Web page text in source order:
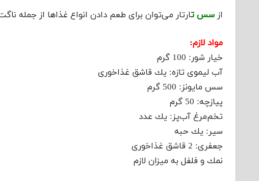
ازسس تارتار می‌توان برای طعم دادن انواع غذاها از جمله
مواد لازم:
خیار شور: 100 گرم
آب لیموی تازه: یك قاشق غذاخوری
سس مایونز: 500 گرم
پیازچه: 50 گرم
تخم‌مرغ آب‌پز: یك عدد
سیر: یك حبه
جعفری: ‌2 قاشق غذاخوری
نمك و فلفل به میزان لازم